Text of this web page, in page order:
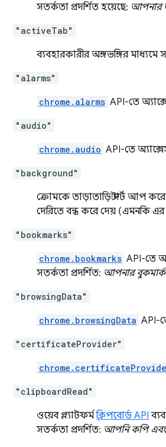
সতর্কতা প্রদর্শিত হয়েছে: আপনার
"activeTab"
ব্যবহারকারীর অঙ্গভঙ্গির মাধ্যমে
"alarms"
chrome.alarms API-তে
"audio"
chrome.audio API-তে
"background"
ক্রোমকে তাড়াতাড়ি স্টার্ট আপ
দেরিতে বন্ধ করে দেয় (এমনকি এর
"bookmarks"
chrome.bookmarks API-তে
সতর্কতা প্রদর্শিত: আপনার
"browsingData"
chrome.browsingData API-
"certificateProvider"
"clipboardRead"
ওয়েব প্ল্যাটফর্মক্লিপবোর্ড API
সতর্কতা প্রদর্শিত: আপনি কপি এবং